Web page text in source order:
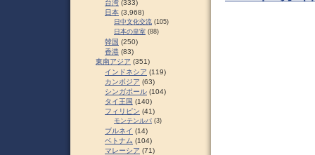
台湾 (333)
日本 (3,968)
日中文化交流 (105)
日本の皇室 (88)
韓国 (250)
香港 (83)
東南アジア (351)
インドネシア (119)
カンボジア (63)
シンガポール (104)
タイ王国 (140)
フィリピン (41)
モンテンルパ (3)
ブルネイ (14)
ベトナム (104)
マレーシア (71)